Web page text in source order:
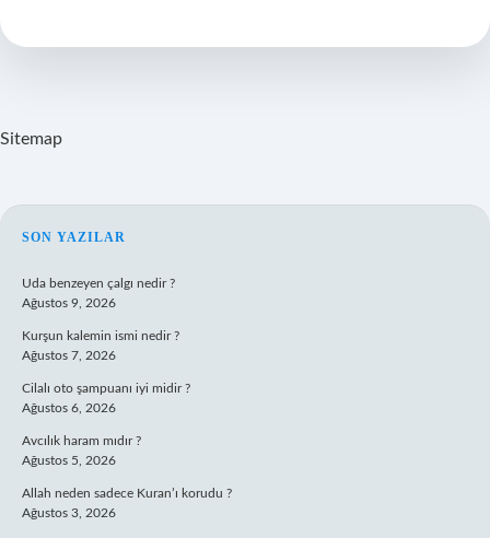
Mı
Sitemap
SIDEBAR
SON YAZILAR
Uda benzeyen çalgı nedir ?
Ağustos 9, 2026
Kurşun kalemin ismi nedir ?
Ağustos 7, 2026
Cilalı oto şampuanı iyi midir ?
Ağustos 6, 2026
Avcılık haram mıdır ?
Ağustos 5, 2026
Allah neden sadece Kuran’ı korudu ?
Ağustos 3, 2026